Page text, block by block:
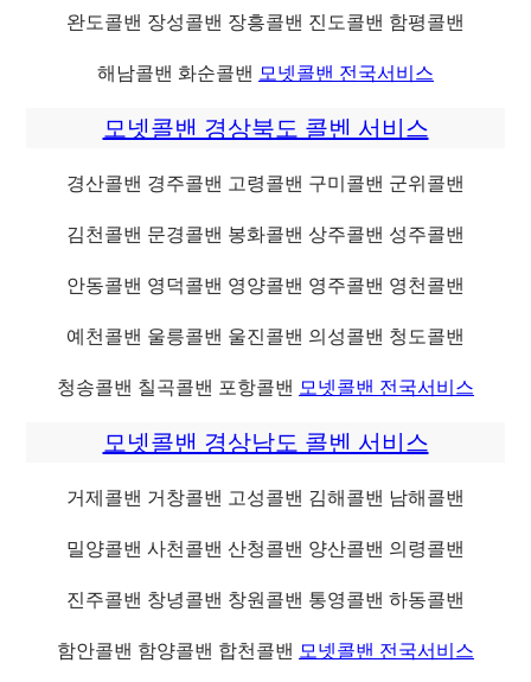
완도콜밴 장성콜밴 장흥콜밴 진도콜밴 함평콜밴
해남콜밴 화순콜밴 모넷콜밴 전국서비스
모넷콜밴 경상북도 콜벤 서비스
경산콜밴 경주콜밴 고령콜밴 구미콜밴 군위콜밴
김천콜밴 문경콜밴 봉화콜밴 상주콜밴 성주콜밴
안동콜밴 영덕콜밴 영양콜밴 영주콜밴 영천콜밴
예천콜밴 울릉콜밴 울진콜밴 의성콜밴 청도콜밴
청송콜밴 칠곡콜밴 포항콜밴 모넷콜밴 전국서비스
모넷콜밴 경상남도 콜벤 서비스
거제콜밴 거창콜밴 고성콜밴 김해콜밴 남해콜밴
밀양콜밴 사천콜밴 산청콜밴 양산콜밴 의령콜밴
진주콜밴 창녕콜밴 창원콜밴 통영콜밴 하동콜밴
함안콜밴 함양콜밴 합천콜밴 모넷콜밴 전국서비스